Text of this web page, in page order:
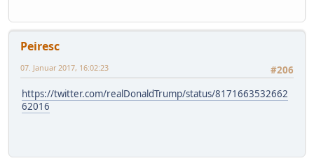
Peiresc
#206
07. Januar 2017, 16:02:23
https://twitter.com/realDonaldTrump/status/8171663532662
62016